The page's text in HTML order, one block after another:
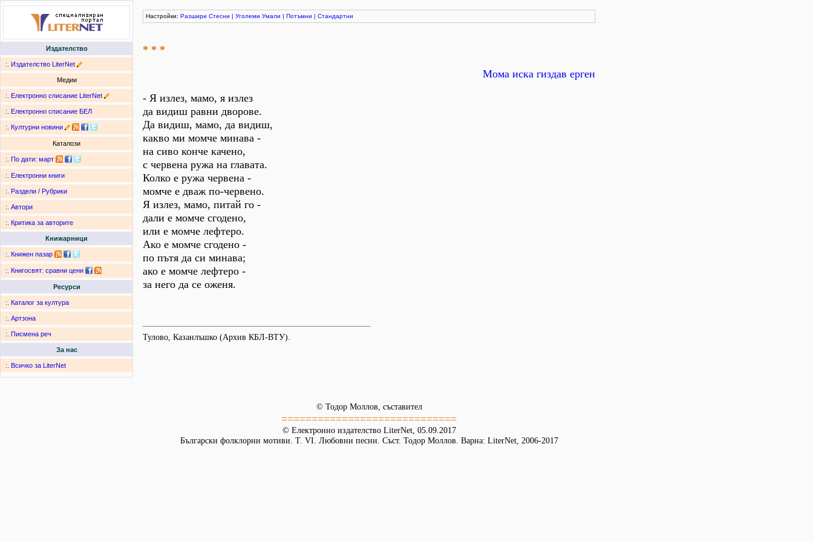
Издателство
:. Издателство LiterNet
Медии
:. Електронно списание LiterNet
:. Електронно списание БЕЛ
:. Културни новини
Каталози
:. По дати: март
:. Електронни книги
:. Раздели / Рубрики
:. Автори
:. Критика за авторите
Книжарници
:. Книжен пазар
:. Книгосвят: сравни цени
Ресурси
:. Каталог за култура
:. Артзона
:. Писмена реч
За нас
:. Всичко за LiterNet
Настройки: Разшири Стесни | Уголеми Умали | Потъмни | Стандартни
* * *
Мома иска гиздав ерген
- Я излез, мамо, я излез
да видиш равни дворове.
Да видиш, мамо, да видиш,
какво ми момче минава -
на сиво конче качено,
с червена ружа на главата.
Колко е ружа червена -
момче е дваж по-червено.
Я излез, мамо, питай го -
дали е момче сгодено,
или е момче лефтеро.
Ако е момче сгодено -
по пътя да си минава;
ако е момче лефтеро -
за него да се оженя.
Тулово, Казанлъшко (Архив КБЛ-ВТУ).
© Тодор Моллов, съставител
=============================
© Електронно издателство LiterNet, 05.09.2017
Български фолклорни мотиви. Т. VІ. Любовни песни. Съст. Тодор Моллов. Варна: LiterNet, 2006-2017